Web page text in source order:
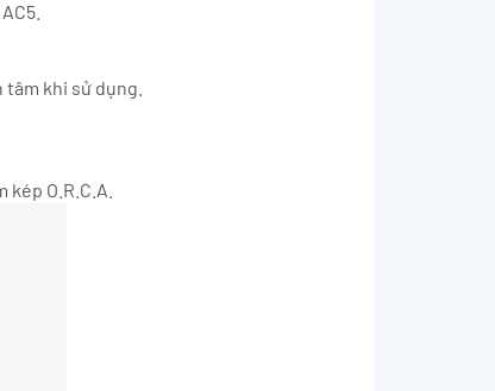
khi sử dụng.
O.R.C.A.